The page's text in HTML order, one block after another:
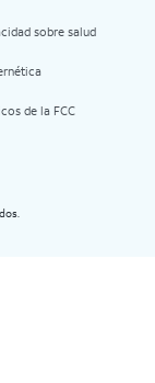
sobre salud
de la FCC